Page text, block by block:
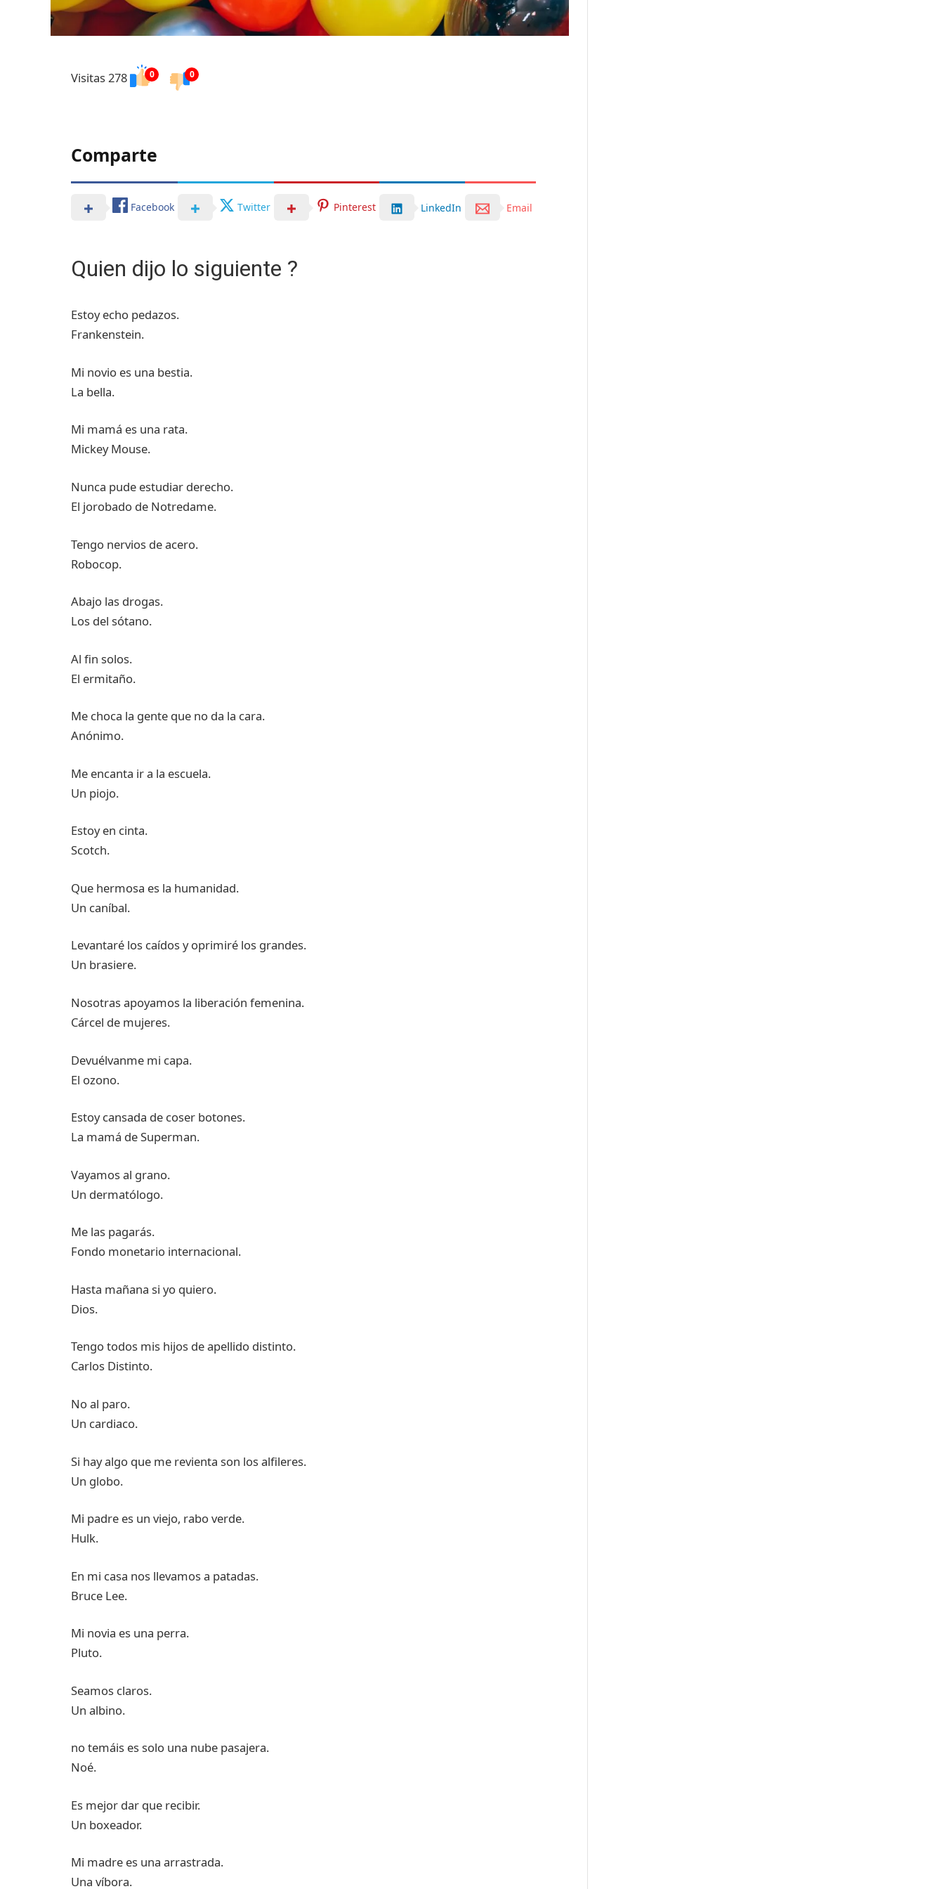
Visitas 278 0 0
Comparte
Facebook Twitter Pinterest LinkedIn Email
Quien dijo lo siguiente ?
Estoy echo pedazos.
Frankenstein.
Mi novio es una bestia.
La bella.
Mi mamá es una rata.
Mickey Mouse.
Nunca pude estudiar derecho.
El jorobado de Notredame.
Tengo nervios de acero.
Robocop.
Abajo las drogas.
Los del sótano.
Al fin solos.
El ermitaño.
Me choca la gente que no da la cara.
Anónimo.
Me encanta ir a la escuela.
Un piojo.
Estoy en cinta.
Scotch.
Que hermosa es la humanidad.
Un caníbal.
Levantaré los caídos y oprimiré los grandes.
Un brasiere.
Nosotras apoyamos la liberación femenina.
Cárcel de mujeres.
Devuélvanme mi capa.
El ozono.
Estoy cansada de coser botones.
La mamá de Superman.
Vayamos al grano.
Un dermatólogo.
Me las pagarás.
Fondo monetario internacional.
Hasta mañana si yo quiero.
Dios.
Tengo todos mis hijos de apellido distinto.
Carlos Distinto.
No al paro.
Un cardiaco.
Si hay algo que me revienta son los alfileres.
Un globo.
Mi padre es un viejo, rabo verde.
Hulk.
En mi casa nos llevamos a patadas.
Bruce Lee.
Mi novia es una perra.
Pluto.
Seamos claros.
Un albino.
no temáis es solo una nube pasajera.
Noé.
Es mejor dar que recibir.
Un boxeador.
Mi madre es una arrastrada.
Una víbora.